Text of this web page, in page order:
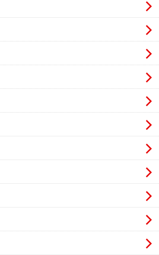
用物
レーショ
ン
役立ちコ
ラム）
購入ガイ
周辺相場
住まい1プ
ラム）
ド
閉じる